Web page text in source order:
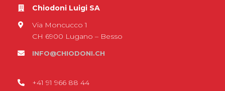
Chiodoni Luigi SA
Via Moncucco 1
CH 6900 Lugano – Besso
INFO@CHIODONI.CH
+41 91 966 88 44